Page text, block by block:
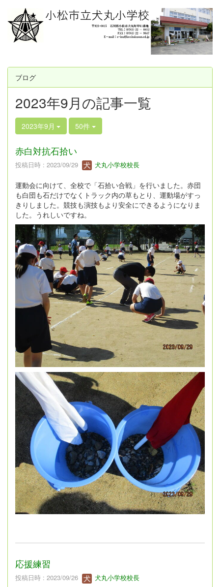
ブログ
2023年9月の記事一覧
2023年9月 50件
赤白対抗石拾い
投稿日時 : 2023/09/29 犬丸小学校校長
運動会に向けて、全校で「石拾い合戦」を行いました。赤団
も白団も石だけでなくトラック内の草もとり、運動場がすっ
きりしました。競技も演技もより安全にできるようになりま
した。うれしいですね。
応援練習
投稿日時 : 2023/09/26 犬丸小学校校長